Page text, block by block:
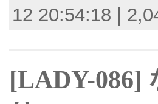
12 20:54:18 |
[LADY-086]